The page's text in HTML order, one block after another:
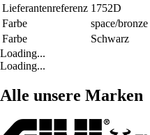
Lieferantenreferenz 1752D
Farbe
space/bronze
Farbe
Schwarz
Loading...
Loading...
Alle unsere Marken